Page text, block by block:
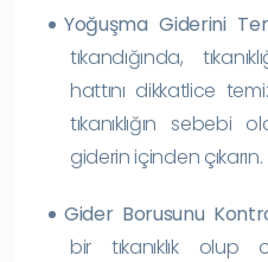
Yoğuşma Giderini
tıkandığında,
hattını dikkatlice
tıkanıklığın
giderin içinden çıkarın.
Gider Borusunu
bir tıkanıklık olup